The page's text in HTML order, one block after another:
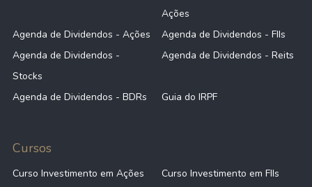
Ações
Agenda de Dividendos - Ações
Agenda de Dividendos - FIIs
Agenda de Dividendos -
Stocks
Agenda de Dividendos - Reits
Agenda de Dividendos - BDRs Guia do IRPF
Cursos
Curso Investimento em Ações
Curso Investimento em FIIs